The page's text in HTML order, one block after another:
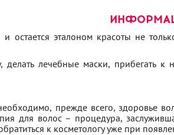
остается эталоном красоты не
делать лечебные маски, прибегать
прежде всего, здоровье
для волос – процедура,
к косметологу уже при